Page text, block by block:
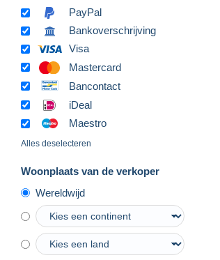
PayPal
Bankoverschrijving
Visa
Mastercard
Bancontact
iDeal
Maestro
Alles deselecteren
Woonplaats van de verkoper
Wereldwijd